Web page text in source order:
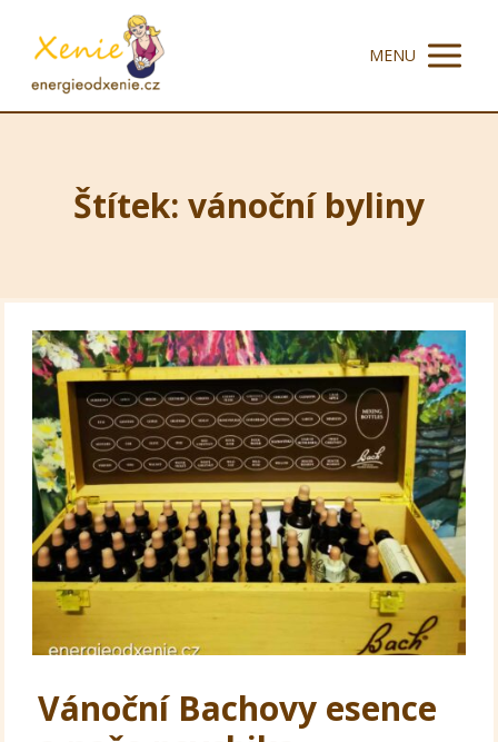
MENU
Štítek: vánoční byliny
Vánoční Bachovy esence